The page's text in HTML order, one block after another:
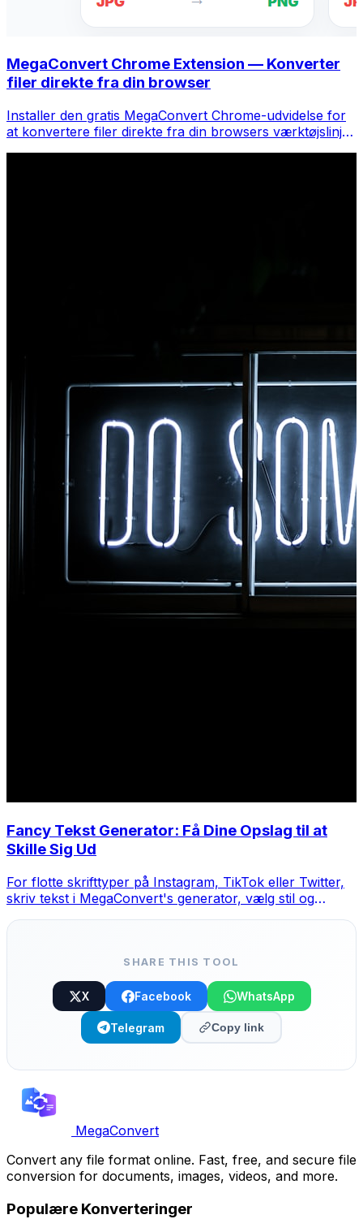
MegaConvert Chrome Extension — Konverter
filer direkte fra din browser
Installer den gratis MegaConvert Chrome-udvidelse for
at konvertere filer direkte fra din browsers værktøjslinje.
Fancy Tekst Generator: Få Dine Opslag til at
Skille Sig Ud
For flotte skrifttyper på Instagram, TikTok eller Twitter,
skriv tekst i MegaConvert's generator, vælg stil og
SHARE THIS TOOL
X Facebook WhatsApp
Telegram Copy link
MegaConvert
Convert any file format online. Fast, free, and secure file
conversion for documents, images, videos, and more.
Populære Konverteringer